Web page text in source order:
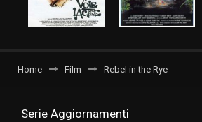
Home Film Rebel in the Rye
Serie Aggiornamenti